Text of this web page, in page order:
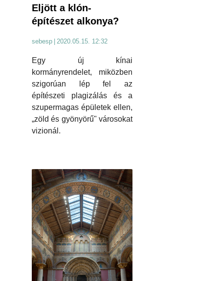
Eljött a klón-
építészet alkonya?
sebesp | 2020.05.15. 12:32
Egy új kínai
kormányrendelet, miközben
szigorúan lép fel az
építészeti plagizálás és a
szupermagas épületek ellen,
„zöld és gyönyörű" városokat
vizionál.